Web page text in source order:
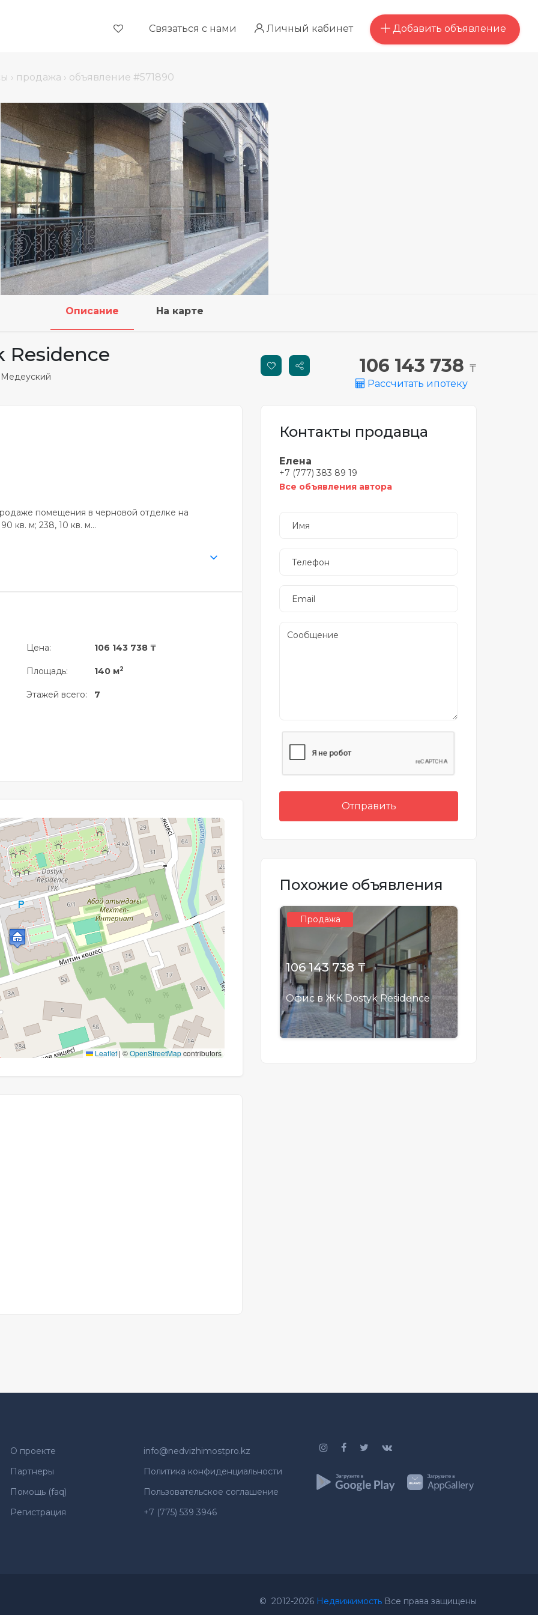
Связаться с нами Личный кабинет Добавить объявление
› продажа › объявление #571890
Описание На карте
106 143 738 ₸
Рассчитать ипотеку
помещения в черновой отделке на
кв. м; 238, 10 кв. м...
Цена:
Площадь:
Этажей всего:
106 143 738 ₸
140 м2
7
Leaflet | ©OpenStreetMapcontributors
Контакты продавца
Елена
+7 (777) 383 89 19
Все объявления автора
Отправить
Похожие объявления
Продажа
106 143 738 ₸
Офис в ЖК Dostyk Residence
О проекте
Партнеры
Помощь (faq)
Регистрация
info@nedvizhimostpro.kz
Политика конфиденциальности
Пользовательское соглашение
+7 (775) 539 3946
© 2012-2026 Недвижимость Все права защищены